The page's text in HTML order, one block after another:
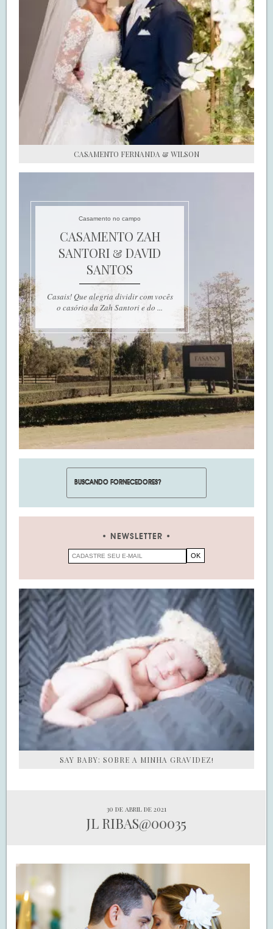
CASAMENTO FERNANDA & WILSON
Casamento no campo
CASAMENTO ZAH
SANTORI & DAVID
SANTOS
Casais! Que alegria dividir com vocês
o casório da Zah Santori e do ...
NEWSLETTER
SAY BABY: SOBRE A MINHA GRAVIDEZ!
30 de abril de 2021
JL RIBAS@00035